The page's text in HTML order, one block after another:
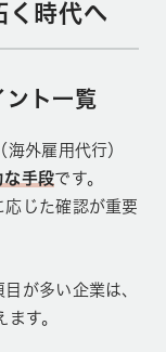
く時代へ
ト一覧
外雇用代行）
な手段です。
じた確認が重要
が多い企業は、
す。